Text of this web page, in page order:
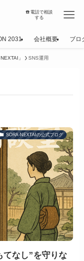
☎️電話で相談
する
2031 会社概要 ブロ
」 SNS運用
SORA-NEXTAIの公式ブログ
てなし”を守りな